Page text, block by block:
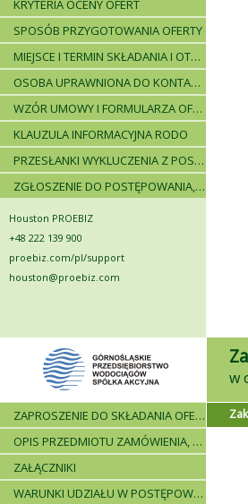
KRYTERIA OCENY OFERT
SPOSÓB PRZYGOTOWANIA OFERTY
MIEJSCE I TERMIN SKŁADANIA I OTWARCIA OFERT - PRZEBIEG POSTĘPOWANIA
OSOBA UPRAWNIONA DO KONTAKTÓW
WZÓR UMOWY I FORMULARZA OFERTOWEGO
KLAUZULA INFORMACYJNA RODO
PRZESŁANKI WYKLUCZENIA Z POSTĘPOWANIA
ZGŁOSZENIE DO POSTĘPOWANIA, ZASADY I INSTRUKCJE
Houston PROEBIZ
+48 222 139 900
proebiz.com/pl/support
houston@proebiz.com
ZAPROSZENIE DO SKŁADANIA OFERT - INFORMACJE OGÓLNE
OPIS PRZEDMIOTU ZAMÓWIENIA, WARUNKI DOSTAWY, WARUNKI PŁATNICZE
ZAŁĄCZNIKI
WARUNKI UDZIAŁU W POSTĘPOWANIU I WYKAZ WYMAGANYCH DOKUMENTÓW